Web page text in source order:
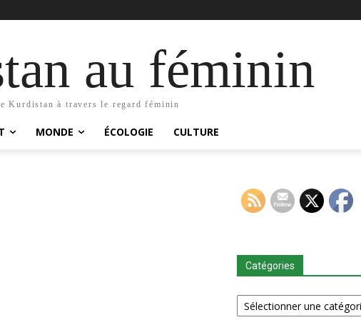
au féminin
Kurdistan à travers le regard féminin
MONDE ÉCOLOGIE CULTURE
Catégories
Catégories